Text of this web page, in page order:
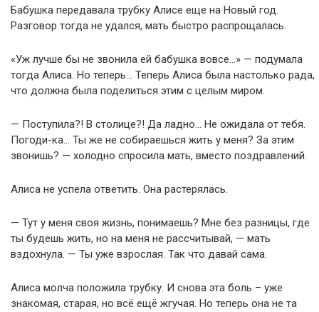
Бабушка передавала трубку Алисе еще на Новый год.
Разговор тогда не удался, мать быстро распрощалась.
«Уж лучше бы не звонила ей бабушка вовсе…» — подумала
тогда Алиса. Но теперь… Теперь Алиса была настолько рада,
что должна была поделиться этим с целым миром.
— Поступила?! В столице?! Да ладно… Не ожидала от тебя.
Погоди-ка… Ты же не собираешься жить у меня? За этим
звонишь? — холодно спросила мать, вместо поздравлений.
Алиса не успела ответить. Она растерялась.
— Тут у меня своя жизнь, понимаешь? Мне без разницы, где
ты будешь жить, но на меня не рассчитывай, — мать
вздохнула. — Ты уже взрослая. Так что давай сама.
Алиса молча положила трубку. И снова эта боль – уже
знакомая, старая, но всё ещё жгучая. Но теперь она не та